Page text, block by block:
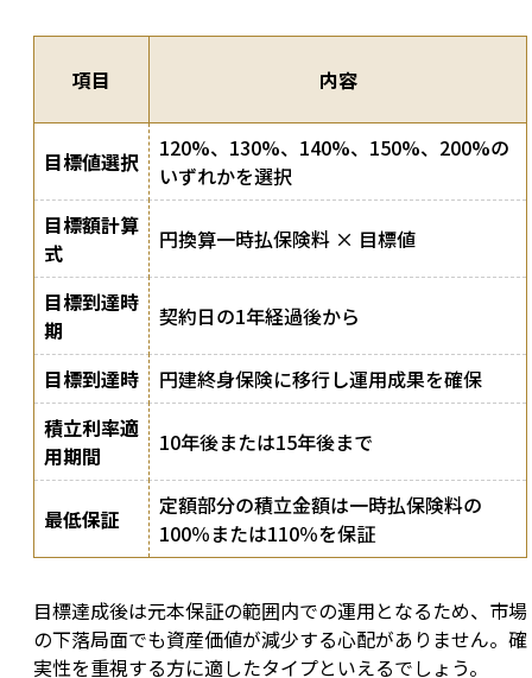
項目 内容
目標値選択
120%、130%、140%、150%、200%の
いずれかを選択
目標額計算
式
円換算一時払保険料 × 目標値
目標到達時
期
契約日の1年経過後から
目標到達時
円建終身保険に移行し運用成果を確保
積立利率適
用期間
10年後または15年後まで
最低保証
定額部分の積立金額は一時払保険料の
100％または110％を保証
目標達成後は元本保証の範囲内での運用となるため、市場
の下落局面でも資産価値が減少する心配がありません。確
実性を重視する方に適したタイプといえるでしょう。